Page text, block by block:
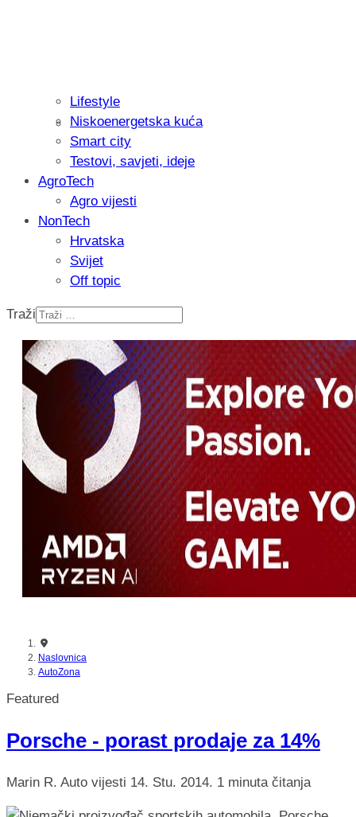
Isprobali smo: Thermostar
Recenzija: Einhell Professional CP-
nikada prije
Lifestyle
Niskoenergetska kuća
Smart city
Testovi, savjeti, ideje
AgroTech
Agro vijesti
NonTech
Hrvatska
Svijet
Off topic
Traži
Naslovnica
AutoZona
Featured
Porsche - porast prodaje za 14%
Marin R. Auto vijesti 14. Stu. 2014. 1 minuta čitanja